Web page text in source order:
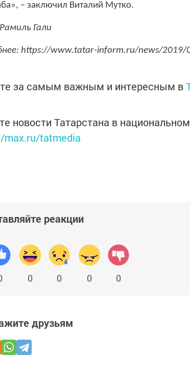
– заключил Виталий Мутко.
Гали
https://www.tatar-inform.ru/news/
за самым важным и интересным в
новости Татарстана в
max.ru/tatmedia
реакции
0 0 0 0
друзьям